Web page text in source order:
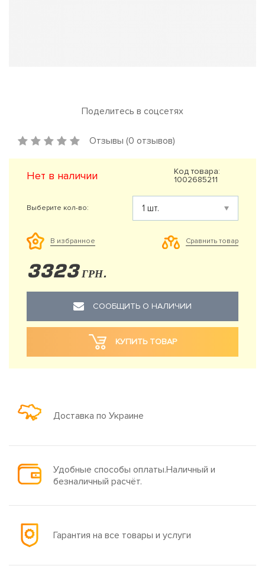
Поделитесь в соцсетях
Отзывы (0 отзывов)
Нет в наличии
Код товара:
1002685211
Выберите кол-во:
В избранное Сравнить товар
3323 ГРН.
СООБЩИТЬ О НАЛИЧИИ
КУПИТЬ ТОВАР
Доставка по Украине
Удобные способы оплаты.Наличный и
безналичный расчёт.
Гарантия на все товары и услуги